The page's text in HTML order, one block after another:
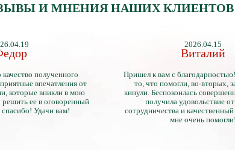
И МНЕНИЯ НАШИХ КЛИЕНТОВ
полученного
впечатления от
которые вникли в мою
ее в оговоренный
Удачи вам!
2026.04.15
Виталий
Пришел к вам с
то, что помогли, во-вторых,
кинули. Беспокоилась
получила удовольствие
сотрудничества и
мне очень помогли!